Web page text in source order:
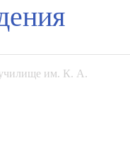
училище им. К. А.